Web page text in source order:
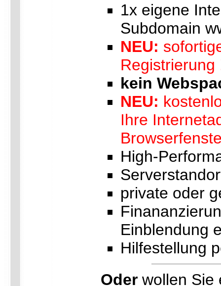
1x eigene
Subdomain
NEU:
Registrierung
kein
NEU:
Ihre
High-
private oder
Einblendung
Hilfestellung
Oder wollen